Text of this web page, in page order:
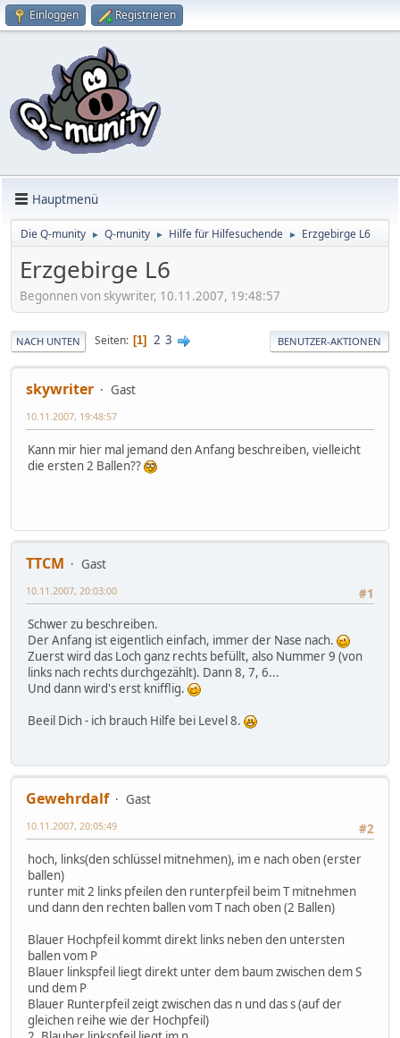
Einloggen Registrieren
Hauptmenü
Die Q-munity ► Q-munity ► Hilfe für Hilfesuchende ► Erzgebirge L6
Erzgebirge L6
Begonnen von skywriter, 10.11.2007, 19:48:57
NACH UNTEN Seiten 1 2 3 BENUTZER-AKTIONEN
skywriter Gast
10.11.2007, 19:48:57
Kann mir hier mal jemand den Anfang beschreiben, vielleicht
die ersten 2 Ballen??
TTCM
Gast
#1
10.11.2007, 20:03:00
Schwer zu beschreiben.
Der Anfang ist eigentlich einfach, immer der Nase nach.
Zuerst wird das Loch ganz rechts befüllt, also Nummer 9 (von
links nach rechts durchgezählt). Dann 8, 7, 6...
Und dann wird's erst knifflig.
Beeil Dich - ich brauch Hilfe bei Level 8.
Gewehrdalf
Gast
#2
10.11.2007, 20:05:49
hoch, links(den schlüssel mitnehmen), im e nach oben (erster
ballen)
runter mit 2 links pfeilen den runterpfeil beim T mitnehmen
und dann den rechten ballen vom T nach oben (2 Ballen)
Blauer Hochpfeil kommt direkt links neben den untersten
ballen vom P
Blauer linkspfeil liegt direkt unter dem baum zwischen dem S
und dem P
Blauer Runterpfeil zeigt zwischen das n und das s (auf der
gleichen reihe wie der Hochpfeil)